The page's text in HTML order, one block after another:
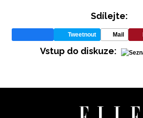
Sdílejte:
Tweetnout Mail
Vstup do diskuze: